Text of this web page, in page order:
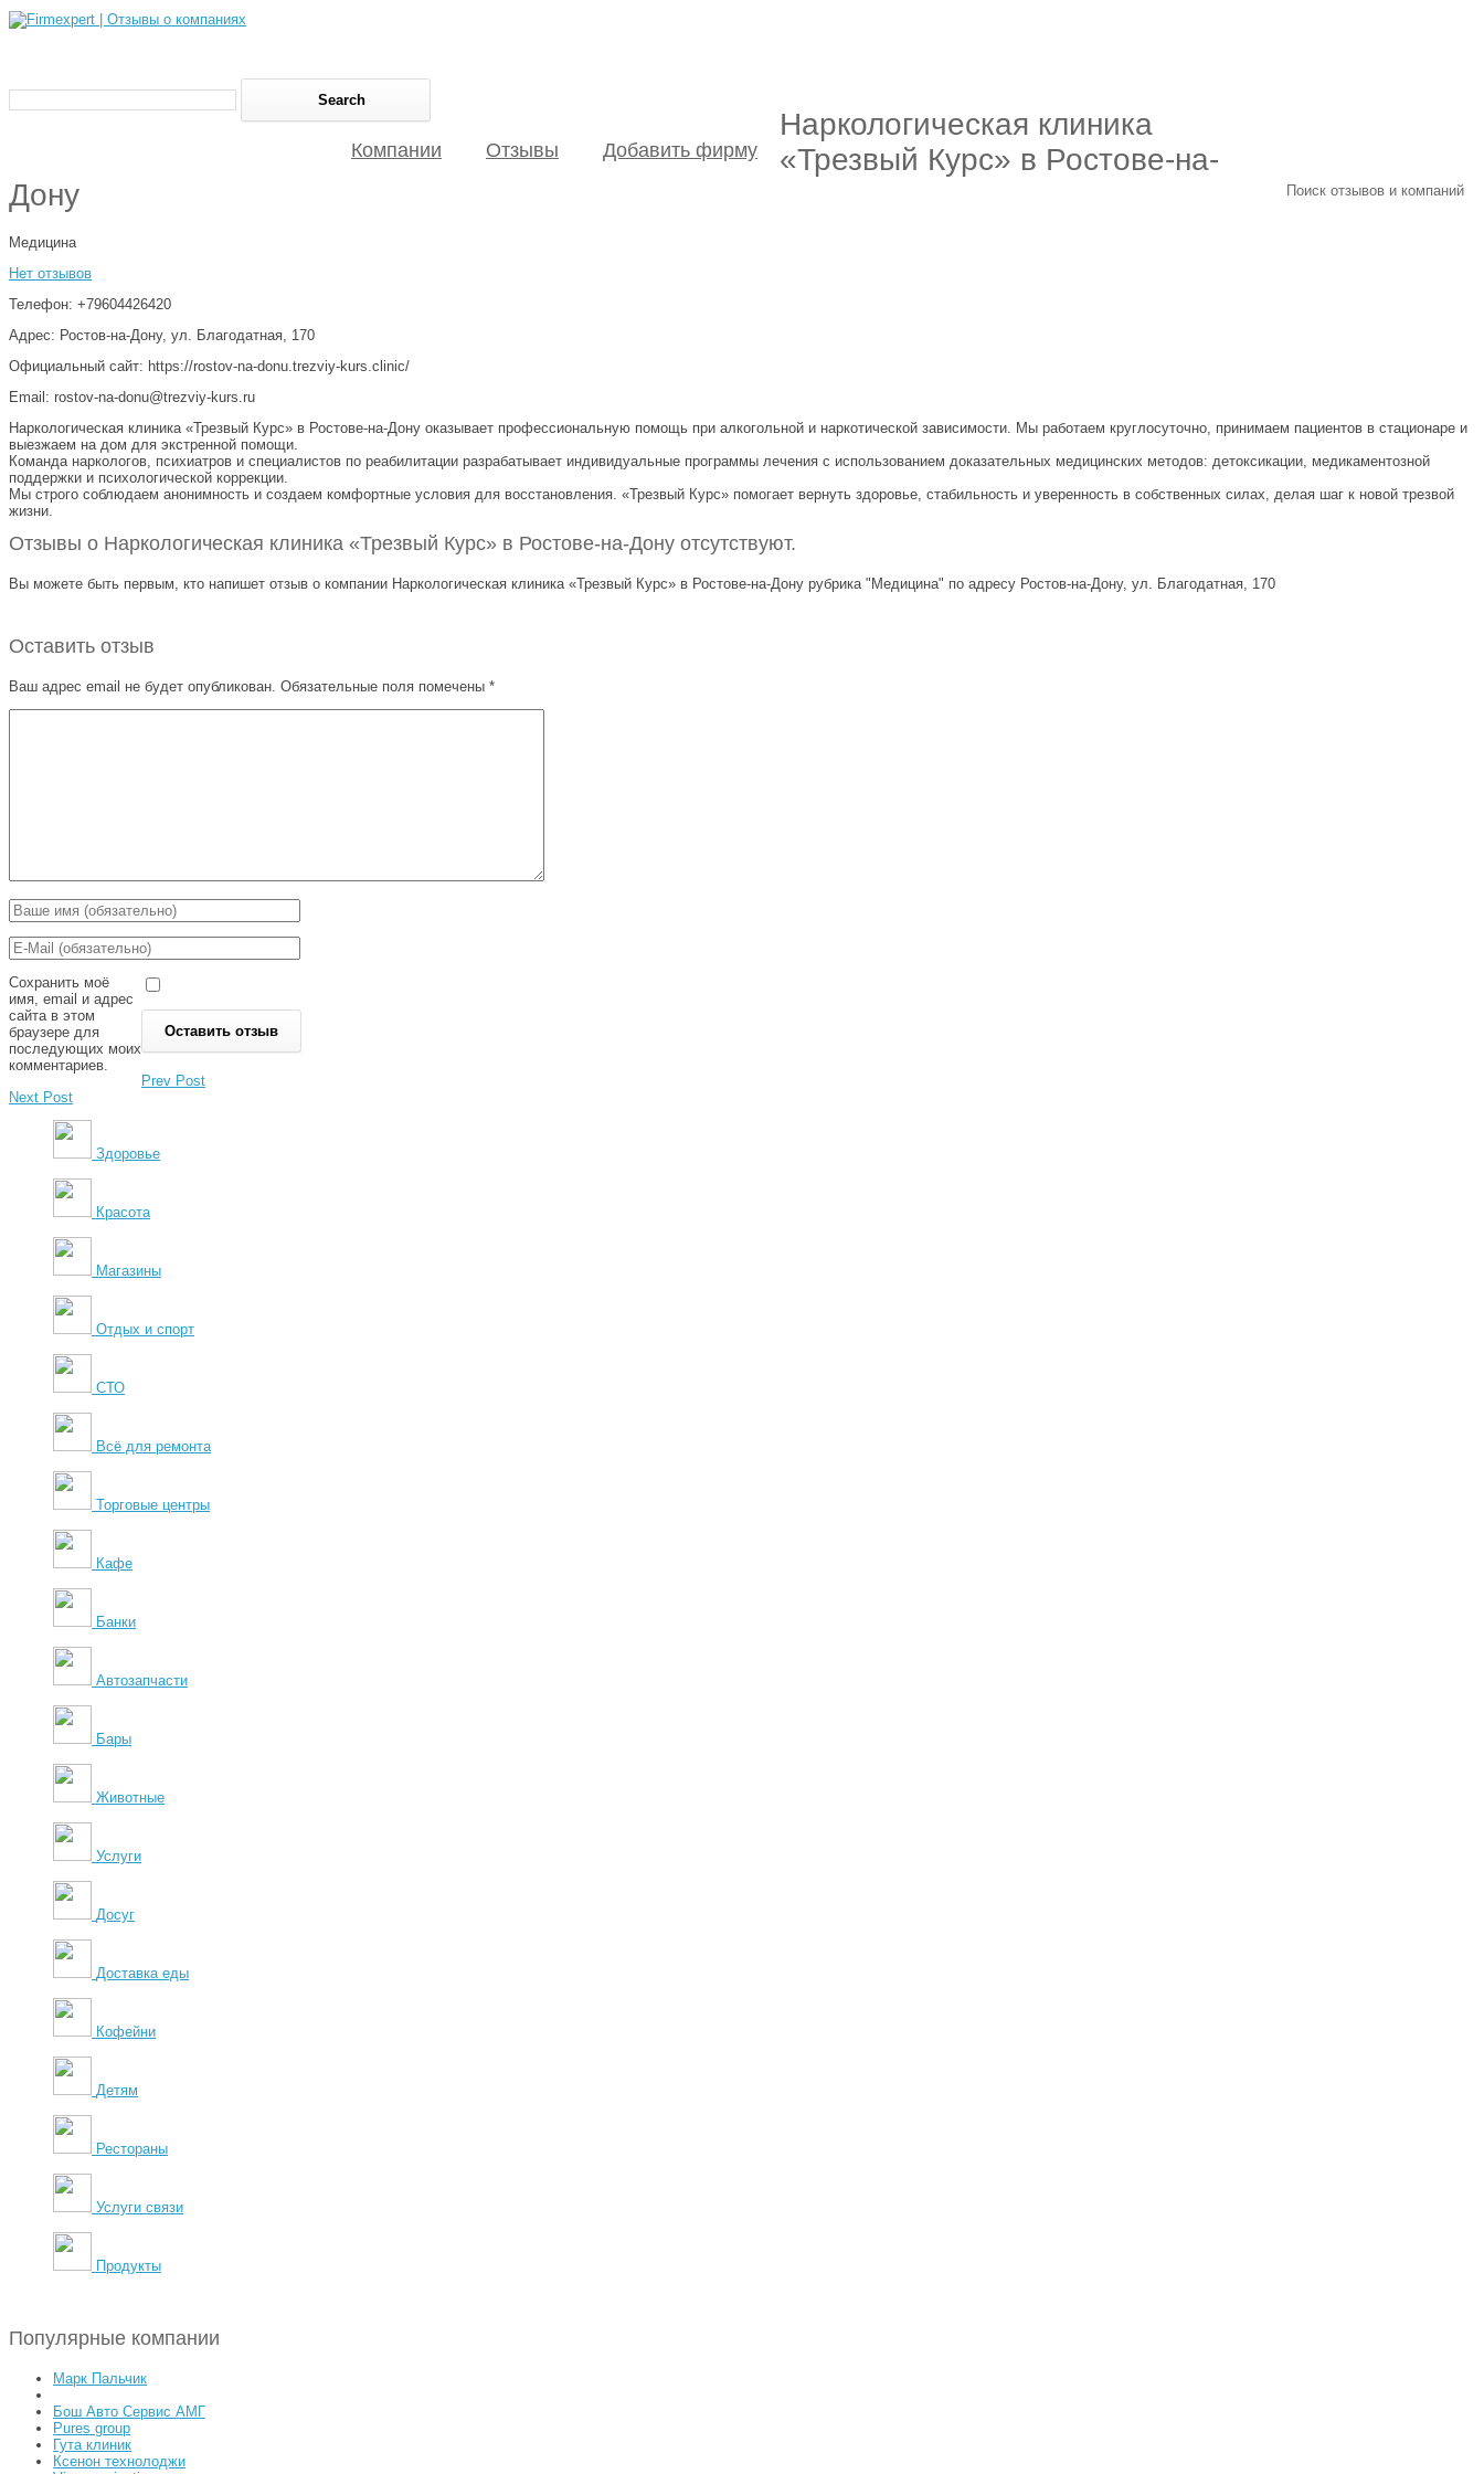
Поиск отзывов и компаний
Компании Отзывы Добавить фирму
Наркологическая клиника
«Трезвый Курс» в Ростове-на-
Дону
Медицина
Нет отзывов
Телефон: +79604426420
Адрес: Ростов-на-Дону, ул. Благодатная, 170
Официальный сайт: https://rostov-na-donu.trezviy-kurs.clinic/
Email: rostov-na-donu@trezviy-kurs.ru
Наркологическая клиника «Трезвый Курс» в Ростове-на-Дону оказывает профессиональную помощь при алкогольной и наркотической зависимости. Мы работаем круглосуточно, принимаем пациентов в стационаре и
выезжаем на дом для экстренной помощи.
Команда наркологов, психиатров и специалистов по реабилитации разрабатывает индивидуальные программы лечения с использованием доказательных медицинских методов: детоксикации, медикаментозной
поддержки и психологической коррекции.
Мы строго соблюдаем анонимность и создаем комфортные условия для восстановления. «Трезвый Курс» помогает вернуть здоровье, стабильность и уверенность в собственных силах, делая шаг к новой трезвой
жизни.
Отзывы о Наркологическая клиника «Трезвый Курс» в Ростове-на-Дону отсутствуют.
Вы можете быть первым, кто напишет отзыв о компании Наркологическая клиника «Трезвый Курс» в Ростове-на-Дону рубрика "Медицина" по адресу Ростов-на-Дону, ул. Благодатная, 170
Оставить отзыв
Ваш адрес email не будет опубликован. Обязательные поля помечены *
Сохранить моё
имя, email и адрес
сайта в этом
браузере для
последующих моих
комментариев.
Prev Post
Next Post
Здоровье
Красота
Магазины
Отдых и спорт
СТО
Всё для ремонта
Торговые центры
Кафе
Банки
Автозапчасти
Бары
Животные
Услуги
Досуг
Доставка еды
Кофейни
Детям
Рестораны
Услуги связи
Продукты
Популярные компании
Марк Пальчик
Бош Авто Сервис АМГ
Pures group
Гута клиник
Ксенон технолоджи